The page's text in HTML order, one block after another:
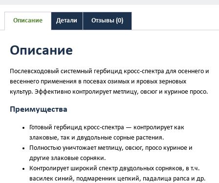
Описание Детали Отзывы (0)
Описание
Послевсходовый системный гербицид кросс-спектра для осеннего и
весеннего применения в посевах озимых и яровых зерновых
культур. Эффективно контролирует метлицу, овсюг и куриное просо.
Преимущества
Готовый гербицид кросс-спектра — контролирует как
злаковые, так и двудольные сорные растения.
Полностью уничтожает метлицу, овсюг, просо куриное и
другие злаковые сорняки.
Контролирует широкий спектр двудольных сорняков, в т.ч.
василек синий, подмаренник цепкий, падалица рапса и др.